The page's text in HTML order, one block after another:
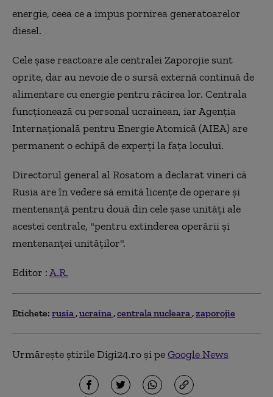
energie, ceea ce a impus pornirea generatoarelor
diesel.
Cele şase reactoare ale centralei Zaporojie sunt
oprite, dar au nevoie de o sursă externă continuă de
alimentare cu energie pentru răcirea lor. Centrala
funcţionează cu personal ucrainean, iar Agenţia
Internaţională pentru Energie Atomică (AIEA) are
permanent o echipă de experţi la faţa locului.
Directorul general al Rosatom a declarat vineri că
Rusia are în vedere să emită licenţe de operare şi
mentenanţă pentru două din cele şase unităţi ale
acestei centrale, "pentru extinderea operării şi
mentenanţei unităţilor".
Editor :A.R.
Etichete: rusia ucraina centrala nucleara zaporojie
Urmărește știrile Digi24.ro și peGoogle News